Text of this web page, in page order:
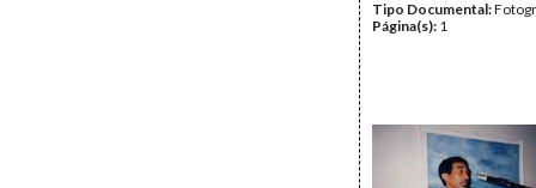
Tipo Documental:
Página(s): 1